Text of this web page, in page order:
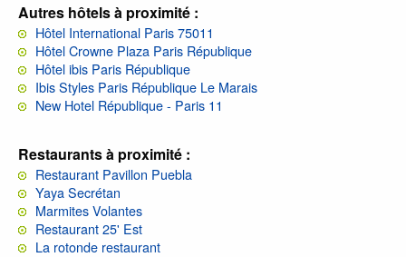
Autres hôtels à proximité :
Hôtel International Paris 75011
Hôtel Crowne Plaza Paris République
Hôtel ibis Paris République
Ibis Styles Paris République Le Marais
New Hotel République - Paris 11
Restaurants à proximité :
Restaurant Pavillon Puebla
Yaya Secrétan
Marmites Volantes
Restaurant 25' Est
La rotonde restaurant